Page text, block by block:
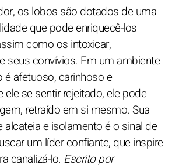
os lobos são dotados de uma
que pode enriquecê-los
como os intoxicar,
seus convívios. Em um ambiente
é afetuoso, carinhoso e
ele se sentir rejeitado, ele pode
retraído em si mesmo. Sua
alcateia e isolamento é o sinal de
um líder confiante, que inspire
canalizá-lo. Escrito por